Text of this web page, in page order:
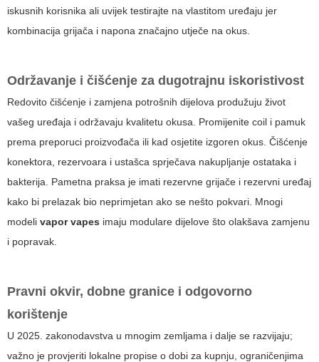
iskusnih korisnika ali uvijek testirajte na vlastitom uređaju jer
kombinacija grijača i napona značajno utječe na okus.
Održavanje i čišćenje za dugotrajnu iskoristivost
Redovito čišćenje i zamjena potrošnih dijelova produžuju život
vašeg uređaja i održavaju kvalitetu okusa. Promijenite coil i pamuk
prema preporuci proizvođača ili kad osjetite izgoren okus. Čišćenje
konektora, rezervoara i ustašca sprječava nakupljanje ostataka i
bakterija. Pametna praksa je imati rezervne grijače i rezervni uređaj
kako bi prelazak bio neprimjetan ako se nešto pokvari. Mnogi
modeli vapor vapes imaju modulare dijelove što olakšava zamjenu
i popravak.
Pravni okvir, dobne granice i odgovorno
korištenje
U 2025. zakonodavstva u mnogim zemljama i dalje se razvijaju;
važno je provjeriti lokalne propise o dobi za kupnju, ograničenjima